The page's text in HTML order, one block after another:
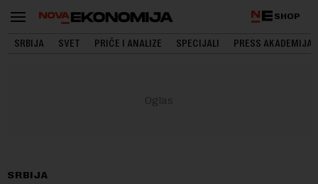
SHOP
SRBIJA SVET PRIČE I ANALIZE SPECIJALI PRESS AKADEMIJA
SRBIJA